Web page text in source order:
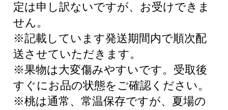
定は申し訳ないですが、お受けできま
せん。
※記載しています発送期間内で順次配
送させていただきます。
※果物は大変傷みやすいです。受取後
すぐにお品の状態をご確認ください。
※桃は通常、常温保存ですが、夏場の